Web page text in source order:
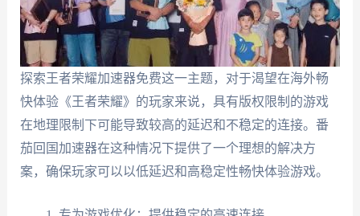
探索王者荣耀加速器免费这一主题，对于渴望在海外畅
快体验《王者荣耀》的玩家来说，具有版权限制的游戏
在地理限制下可能导致较高的延迟和不稳定的连接。番
茄回国加速器在这种情况下提供了一个理想的解决方
案，确保玩家可以以低延迟和高稳定性畅快体验游戏。